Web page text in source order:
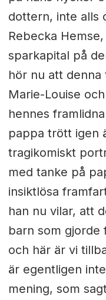
dottern, inte alls
Rebecka
sparkapital på
hör nu att
Marie-Louise
hennes
pappa trött igen
tragikomiskt
med tanke på
insiktlösa
han nu vilar, att
barn som gjorde
och här är vi
är egentligen
mening, som